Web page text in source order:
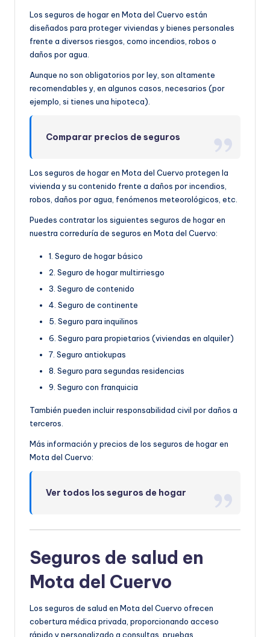
Los seguros de hogar en Mota del Cuervo están
diseñados para proteger viviendas y bienes personales
frente a diversos riesgos, como incendios, robos o
daños por agua.
Aunque no son obligatorios por ley, son altamente
recomendables y, en algunos casos, necesarios (por
ejemplo, si tienes una hipoteca).
Comparar precios de seguros
Los seguros de hogar en Mota del Cuervo protegen la
vivienda y su contenido frente a daños por incendios,
robos, daños por agua, fenómenos meteorológicos, etc.
Puedes contratar los siguientes seguros de hogar en
nuestra correduría de seguros en Mota del Cuervo:
1. Seguro de hogar básico
2. Seguro de hogar multirriesgo
3. Seguro de contenido
4. Seguro de continente
5. Seguro para inquilinos
6. Seguro para propietarios (viviendas en alquiler)
7. Seguro antiokupas
8. Seguro para segundas residencias
9. Seguro con franquicia
También pueden incluir responsabilidad civil por daños a
terceros.
Más información y precios de los seguros de hogar en
Mota del Cuervo:
Ver todos los seguros de hogar
Seguros de salud en
Mota del Cuervo
Los seguros de salud en Mota del Cuervo ofrecen
cobertura médica privada, proporcionando acceso
rápido y personalizado a consultas, pruebas